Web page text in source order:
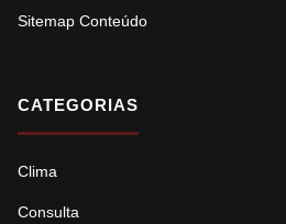
Sitemap Conteúdo
CATEGORIAS
Clima
Consulta